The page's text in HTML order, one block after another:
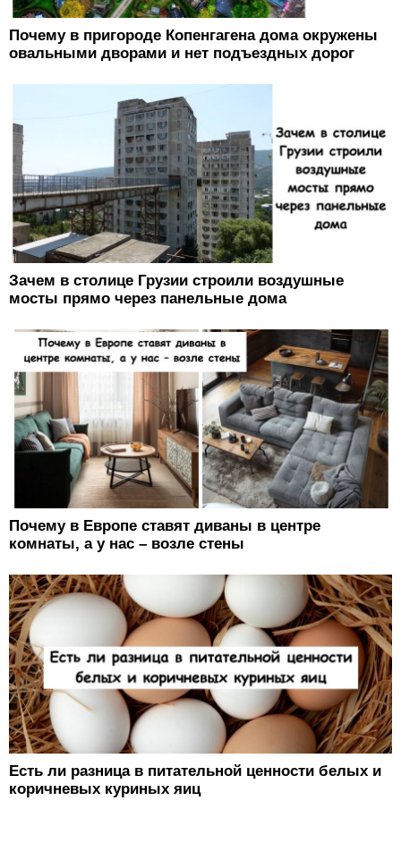
Почему в пригороде Копенгагена дома окружены
овальными дворами и нет подъездных дорог
Зачем в столице Грузии строили воздушные
мосты прямо через панельные дома
Почему в Европе ставят диваны в центре
комнаты, а у нас – возле стены
Есть ли разница в питательной ценности белых и
коричневых куриных яиц